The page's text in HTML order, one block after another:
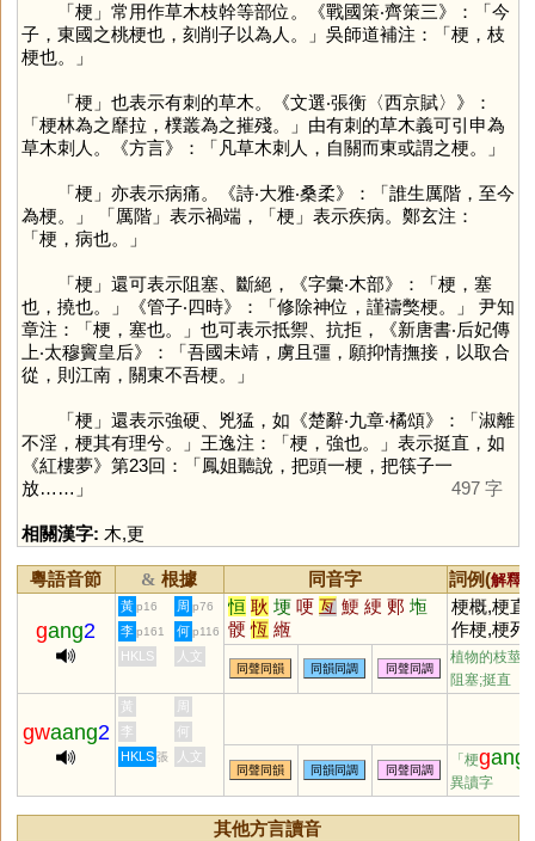
「梗 」常用作草木枝幹等部位。《戰國策‧齊策三》：「今
子，東國之桃梗也，刻削子以為人。」吳師道補注：「梗，枝
梗也。」
「梗 」也表示有刺的草木。《文選‧張衡〈西京賦〉》：
「梗林為之靡拉，樸叢為之摧殘。」由有刺的草木義可引申為
草木刺人。《方言》：「凡草木刺人，自關而東或謂之梗。」
「梗 」亦表示病痛。《詩‧大雅‧桑柔》：「誰生厲階，至今
為梗。」 「厲階」表示禍端，「梗 」表示疾病。鄭玄注：
「梗，病也。」
「梗 」還可表示阻塞、斷絕，《字彙‧木部》：「梗，塞
也，撓也。」《管子‧四時》：「修除神位，謹禱獘梗。」 尹知
章注：「梗，塞也。」也可表示抵禦、抗拒，《新唐書‧后妃傳
上‧太穆竇皇后》：「吾國未靖，虜且彊，願抑情撫接，以取合
從，則江南，關東不吾梗。」
「梗 」還表示強硬、兇猛，如《楚辭‧九章‧橘頌》：「淑離
不淫，梗其有理兮。」王逸注：「梗，強也。」表示挺直，如
《紅樓夢》第23回：「鳳姐聽說，把頭一梗，把筷子一
放……」
497 字
相關漢字: 木,更
粵語音節 & 根據 同音字 詞例(解釋
gang2
黃 p16 周 p76 恒 耿 埂 哽 亙 鯁 綆 郠 堩
骾 恆 緪
梗概,梗直
作梗,梗死
泛,梗阻,
梗滯,菜梗
李 p161 何 p116
HKLS 人文
同聲同韻 同韻同調 同聲同調
植物的枝莖;
阻塞;挺直
gwaang2
黃
周
李
何
HKLS 張 人文
同聲同韻 同韻同調 同聲同調
「梗gang
異讀字
其他方言讀音